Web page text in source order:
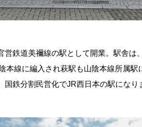
営鉄道美禰線の駅として開業。駅舎は
本線に編入され萩駅も山陰本線所属
国鉄分割民営化でJR西日本の駅にな